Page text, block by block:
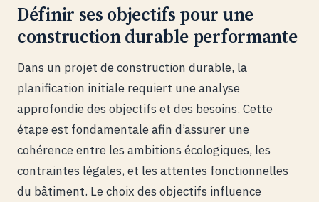
Définir ses objectifs pour une
construction durable performante
Dans un projet de construction durable, la
planification initiale requiert une analyse
approfondie des objectifs et des besoins. Cette
étape est fondamentale afin d’assurer une
cohérence entre les ambitions écologiques, les
contraintes légales, et les attentes fonctionnelles
du bâtiment. Le choix des objectifs influence